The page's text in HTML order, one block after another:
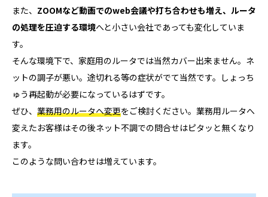
また、 ZOOMなど動画でのweb会議や打ち合わせも増え、ルータ
の処理を圧迫する環境へと小さい会社であっても変化していま
す。
そんな環境下で、家庭用のルータでは当然カバー出来ません。ネ
ットの調子が悪い。途切れる等の症状がでて当然です。しょっち
ゅう再起動が必要になっているはずです。
ぜひ、 業務用のルータへ変更をご検討ください。業務用ルータへ
変えたお客様はその後ネット不調での問合せはピタッと無くなり
ます。
このような問い合わせは増えています。